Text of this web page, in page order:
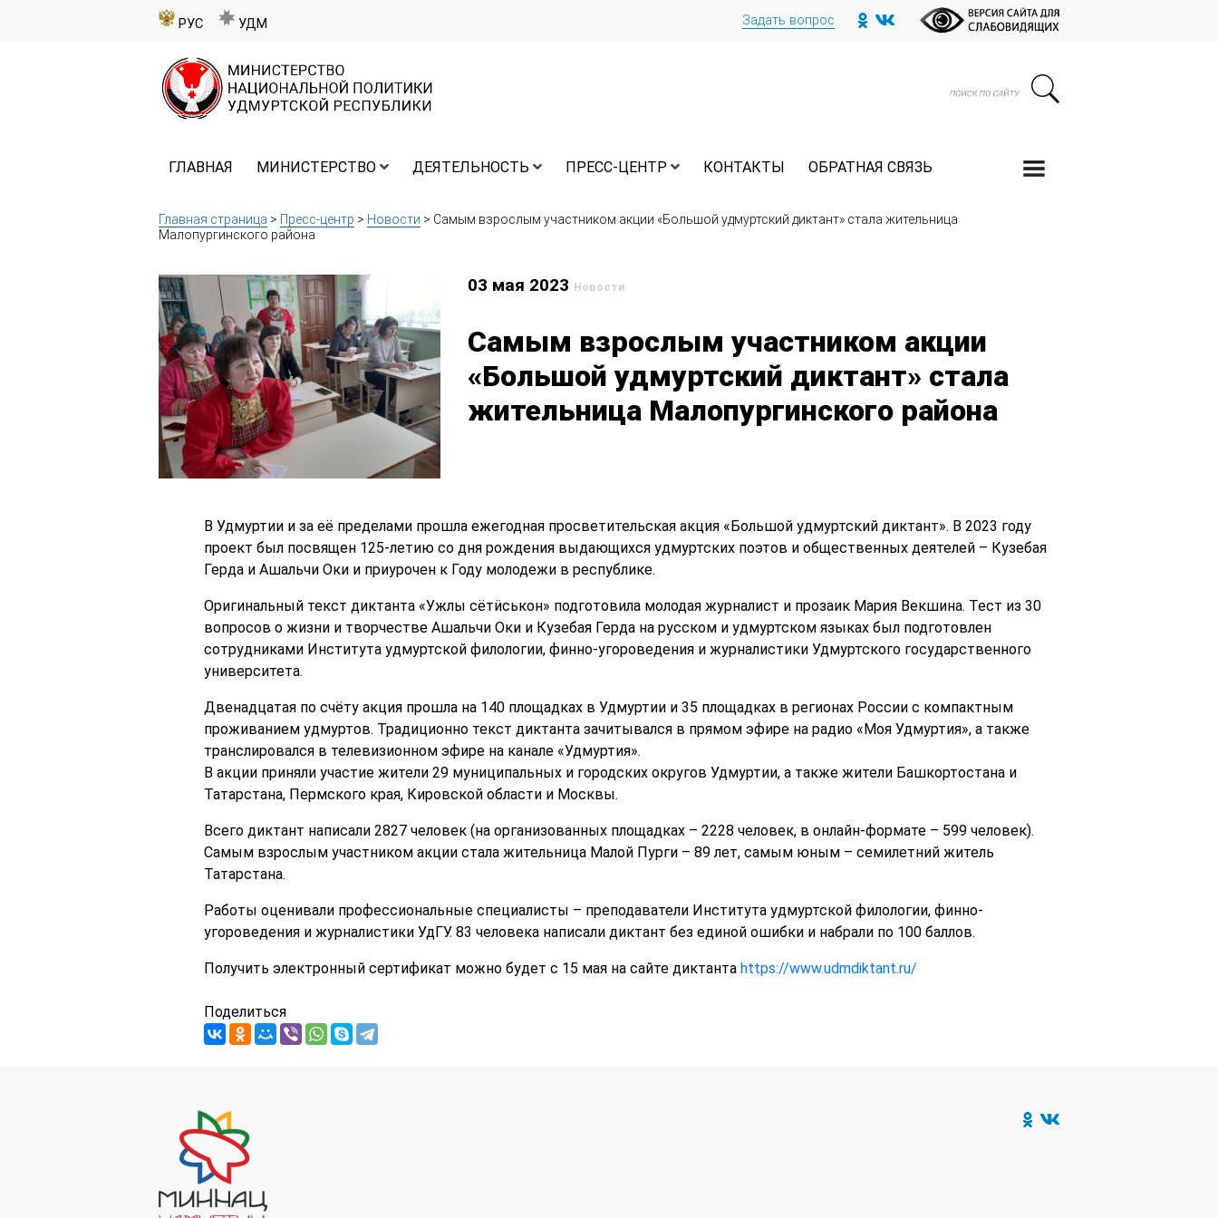
РУС УДМ Задать вопрос
ГЛАВНАЯ МИНИСТЕРСТВО ДЕЯТЕЛЬНОСТЬ ПРЕСС-ЦЕНТР КОНТАКТЫ ОБРАТНАЯ СВЯЗЬ
Главная страница > Пресс-центр > Новости > Самым взрослым участником акции «Большой удмуртский диктант» стала жительница
Малопургинского района
03 мая 2023 Новости
Самым взрослым участником акции
«Большой удмуртский диктант» стала
жительница Малопургинского района
В Удмуртии и за её пределами прошла ежегодная просветительская акция «Большой удмуртский диктант». В 2023 году
проект был посвящен 125-летию со дня рождения выдающихся удмуртских поэтов и общественных деятелей – Кузебая
Герда и Ашальчи Оки и приурочен к Году молодежи в республике.
Оригинальный текст диктанта «Ужлы сётӥськон» подготовила молодая журналист и прозаик Мария Векшина. Тест из 30
вопросов о жизни и творчестве Ашальчи Оки и Кузебая Герда на русском и удмуртском языках был подготовлен
сотрудниками Института удмуртской филологии, финно-угороведения и журналистики Удмуртского государственного
университета.
Двенадцатая по счёту акция прошла на 140 площадках в Удмуртии и 35 площадках в регионах России с компактным
проживанием удмуртов. Традиционно текст диктанта зачитывался в прямом эфире на радио «Моя Удмуртия», а также
транслировался в телевизионном эфире на канале «Удмуртия».
В акции приняли участие жители 29 муниципальных и городских округов Удмуртии, а также жители Башкортостана и
Татарстана, Пермского края, Кировской области и Москвы.
Всего диктант написали 2827 человек (на организованных площадках – 2228 человек, в онлайн-формате – 599 человек).
Самым взрослым участником акции стала жительница Малой Пурги – 89 лет, самым юным – семилетний житель
Татарстана.
Работы оценивали профессиональные специалисты – преподаватели Института удмуртской филологии, финно-
угороведения и журналистики УдГУ. 83 человека написали диктант без единой ошибки и набрали по 100 баллов.
Получить электронный сертификат можно будет с 15 мая на сайте диктанта https://www.udmdiktant.ru/
Поделиться